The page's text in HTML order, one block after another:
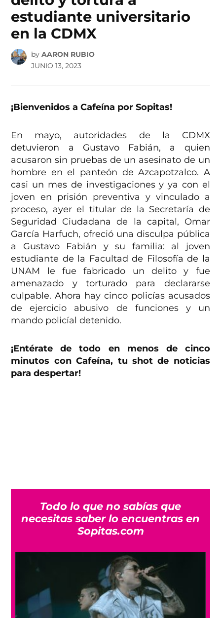
estudiante universitario
en la CDMX
by AARON RUBIO
JUNIO 13, 2023
¡Bienvenidos a Cafeína por Sopitas!
En mayo, autoridades de la CDMX
detuvieron a Gustavo Fabián, a quien
acusaron sin pruebas de un asesinato de un
hombre en el panteón de Azcapotzalco. A
casi un mes de investigaciones y ya con el
joven en prisión preventiva y vinculado a
proceso, ayer el titular de la Secretaría de
Seguridad Ciudadana de la capital, Omar
García Harfuch, ofreció una disculpa pública
a Gustavo Fabián y su familia: al joven
estudiante de la Facultad de Filosofía de la
UNAM le fue fabricado un delito y fue
amenazado y torturado para declararse
culpable. Ahora hay cinco policías acusados
de ejercicio abusivo de funciones y un
mando policíal detenido.
¡Entérate de todo en menos de cinco
minutos con Cafeína, tu shot de noticias
para despertar!
Todo lo que no sabías que
necesitas saber lo encuentras en
Sopitas.com